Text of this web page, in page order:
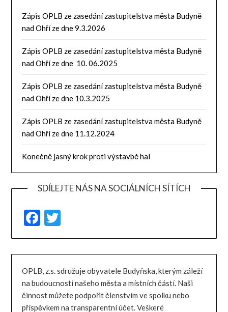
Zápis OPLB ze zasedání zastupitelstva města Budyně
nad Ohří ze dne 9.3.2026
Zápis OPLB ze zasedání zastupitelstva města Budyně
nad Ohří ze dne 10. 06.2025
Zápis OPLB ze zasedání zastupitelstva města Budyně
nad Ohří ze dne 10.3.2025
Zápis OPLB ze zasedání zastupitelstva města Budyně
nad Ohří ze dne 11.12.2024
Konečně jasný krok proti výstavbě hal
SDÍLEJTE NÁS NA SOCIÁLNÍCH SÍTÍCH
Facebook
OPLB, z.s. sdružuje obyvatele Budyňska, kterým záleží
na budoucnosti našeho města a místních částí. Naši
činnost můžete podpořit členstvím ve spolku nebo
příspěvkem na transparentní účet. Veškeré